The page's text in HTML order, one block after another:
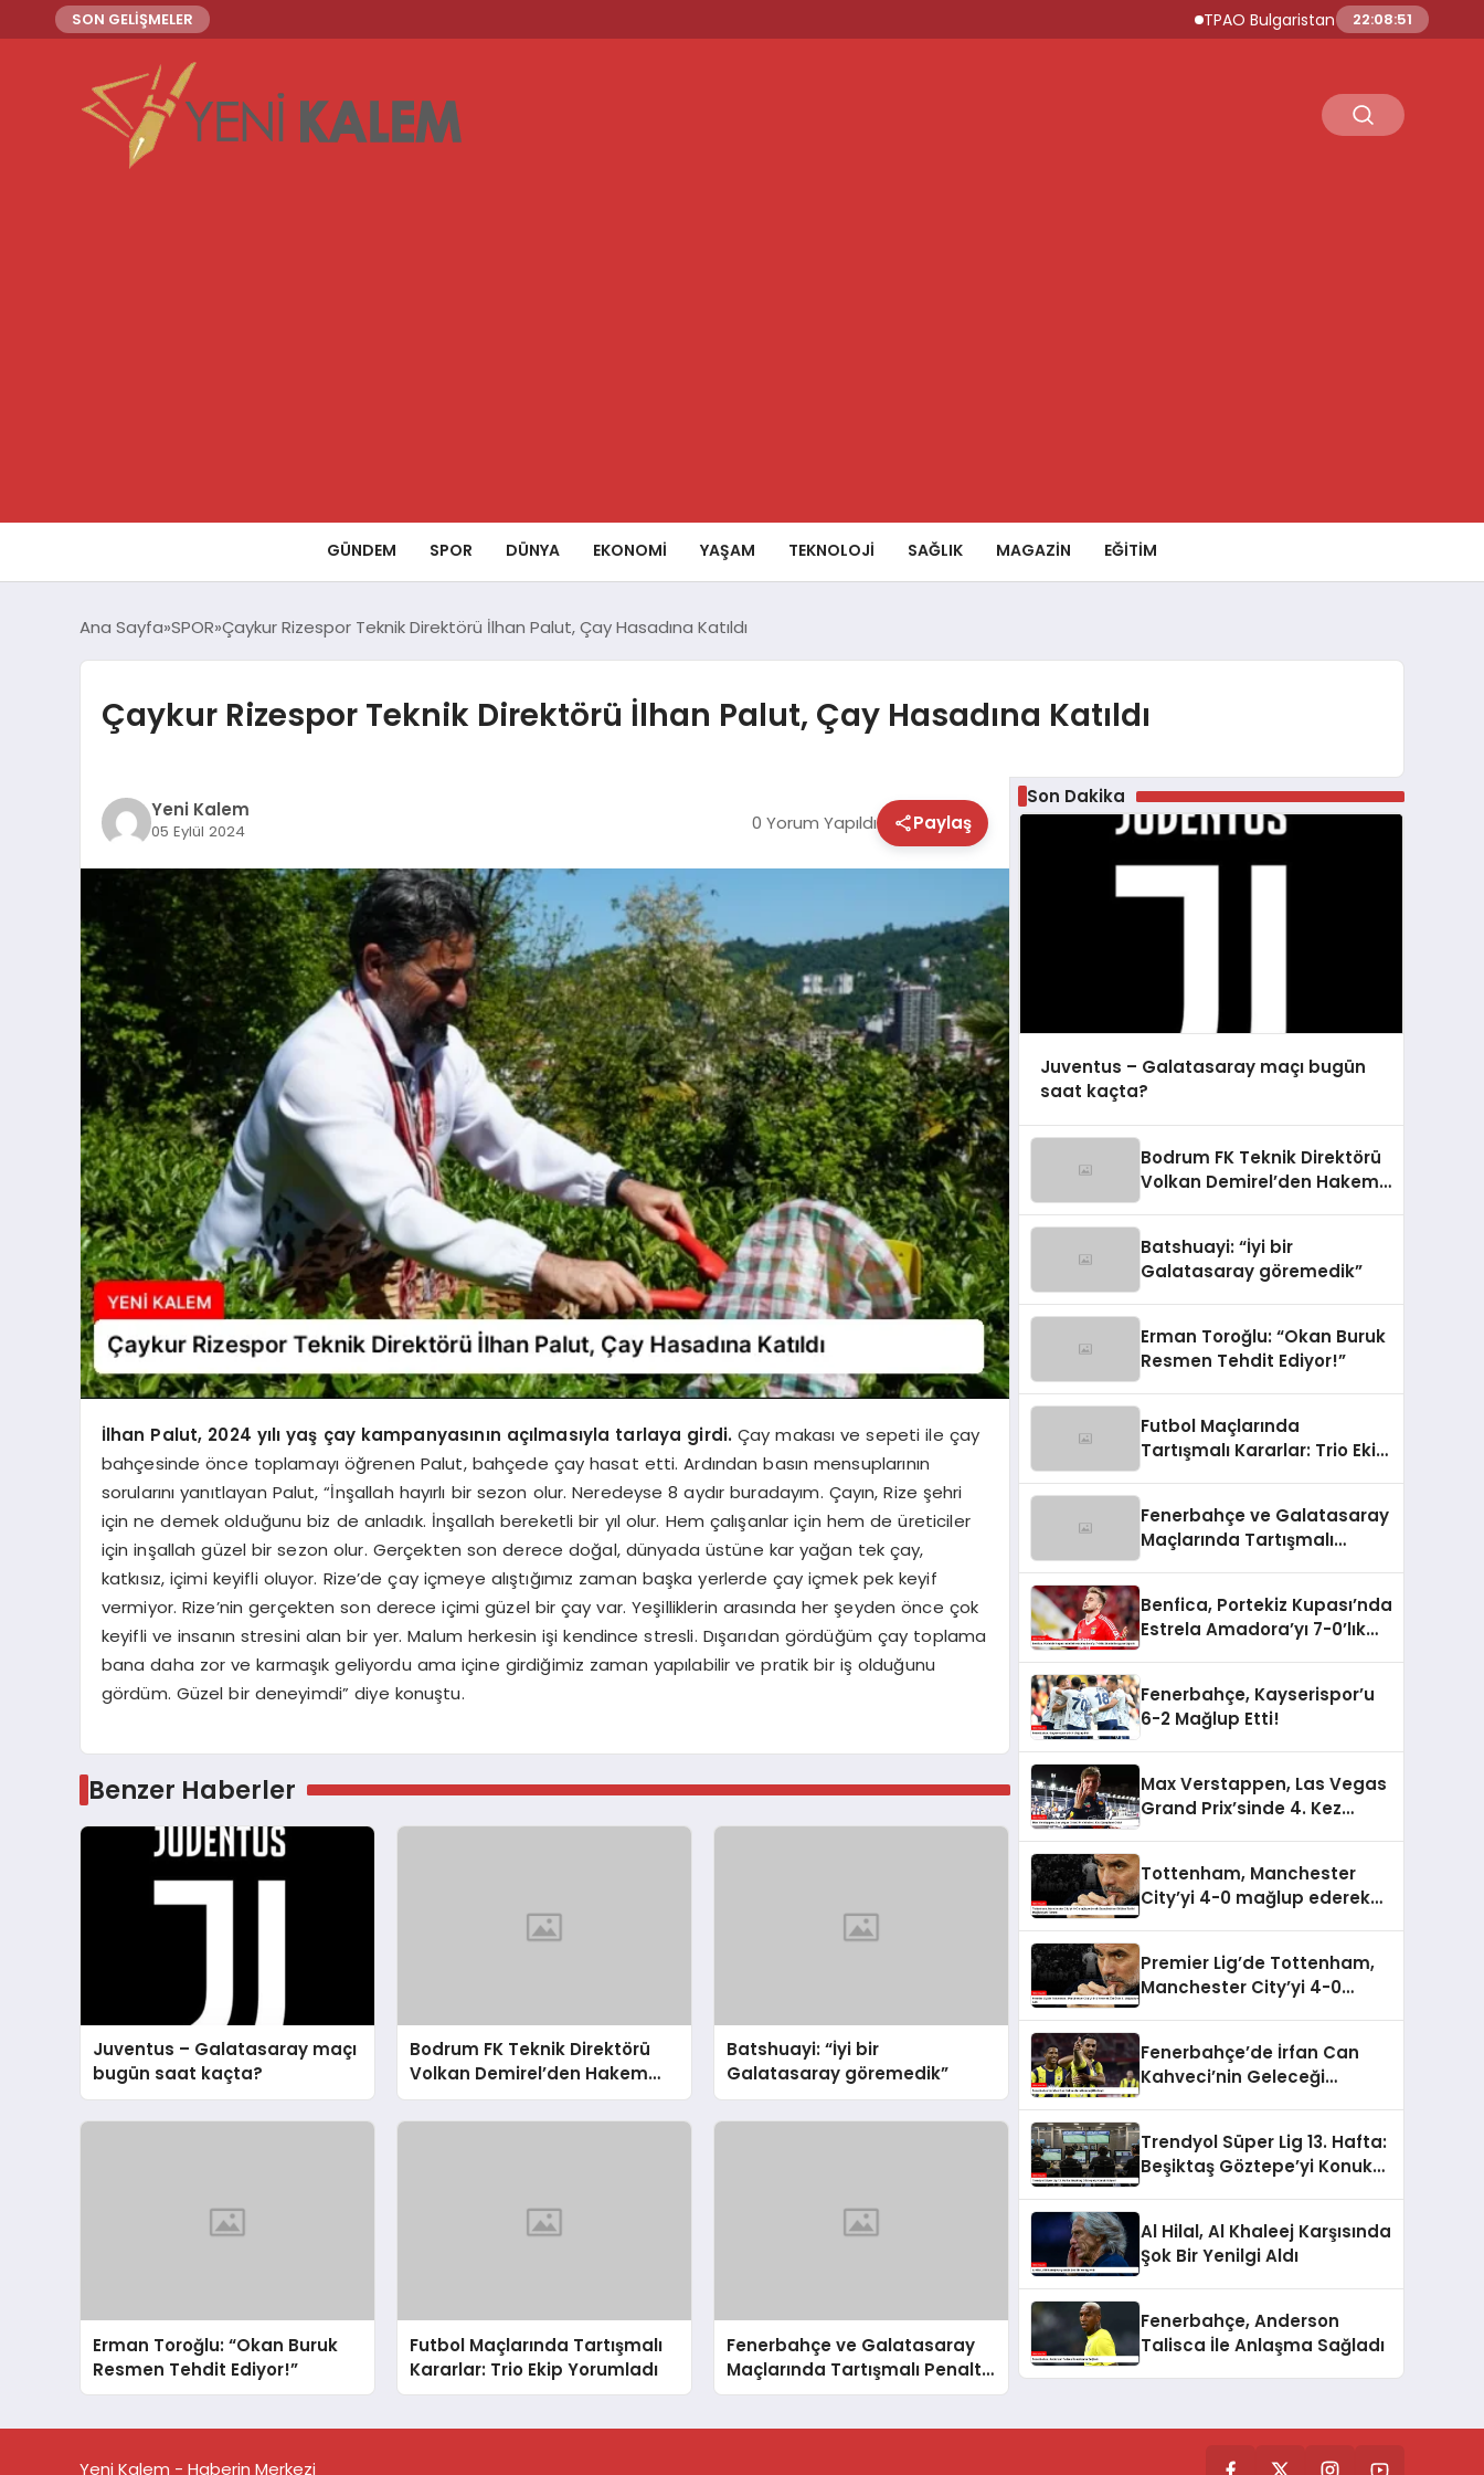
SON GELİŞMELER TPAO Bulgaristan Sularında Petrol ve
22:08:51
GÜNDEM SPOR DÜNYA EKONOMİ YAŞAM TEKNOLOJİ SAĞLIK MAGAZİN EĞİTİM
Ana Sayfa SPOR Çaykur Rizespor Teknik Direktörü İlhan Palut, Çay Hasadına Katıldı
Çaykur Rizespor Teknik Direktörü İlhan Palut, Çay Hasadına Katıldı
Yeni Kalem
05 Eylül 2024 0 Yorum Yapıldı Paylaş
İlhan Palut, 2024 yılı yaş çay kampanyasının açılmasıyla tarlaya girdi. Çay makası ve sepeti ile çay
bahçesinde önce toplamayı öğrenen Palut, bahçede çay hasat etti. Ardından basın mensuplarının
sorularını yanıtlayan Palut, “İnşallah hayırlı bir sezon olur. Neredeyse 8 aydır buradayım. Çayın, Rize şehri
için ne demek olduğunu biz de anladık. İnşallah bereketli bir yıl olur. Hem çalışanlar için hem de üreticiler
için inşallah güzel bir sezon olur. Gerçekten son derece doğal, dünyada üstüne kar yağan tek çay,
katkısız, içimi keyifli oluyor. Rize’de çay içmeye alıştığımız zaman başka yerlerde çay içmek pek keyif
vermiyor. Rize’nin gerçekten son derece içimi güzel bir çay var. Yeşilliklerin arasında her şeyden önce çok
keyifli ve insanın stresini alan bir yer. Malum herkesin işi kendince stresli. Dışarıdan gördüğüm çay toplama
bana daha zor ve karmaşık geliyordu ama içine girdiğimiz zaman yapılabilir ve pratik bir iş olduğunu
gördüm. Güzel bir deneyimdi” diye konuştu.
Benzer Haberler
Juventus – Galatasaray maçı
bugün saat kaçta?
Bodrum FK Teknik Direktörü
Volkan Demirel’den Hakem
Eleştirisi
Batshuayi: “İyi bir
Galatasaray göremedik”
Erman Toroğlu: “Okan Buruk
Resmen Tehdit Ediyor!”
Futbol Maçlarında Tartışmalı
Kararlar: Trio Ekip Yorumladı
Fenerbahçe ve Galatasaray
Maçlarında Tartışmalı Penaltı
ve Kırmızı Kart Kararları
Son Dakika
Juventus – Galatasaray maçı bugün
saat kaçta?
Bodrum FK Teknik Direktörü
Volkan Demirel’den Hakem
Batshuayi: “İyi bir
Galatasaray göremedik”
Erman Toroğlu: “Okan Buruk
Resmen Tehdit Ediyor!”
Futbol Maçlarında
Tartışmalı Kararlar: Trio Ekip
Fenerbahçe ve Galatasaray
Maçlarında Tartışmalı
Benfica, Portekiz Kupası’nda
Estrela Amadora’yı 7-0’lık
Fenerbahçe, Kayserispor’u
6-2 Mağlup Etti!
Max Verstappen, Las Vegas
Grand Prix’sinde 4. Kez
Tottenham, Manchester
City’yi 4-0 mağlup ederek
Premier Lig’de Tottenham,
Manchester City’yi 4-0
Fenerbahçe’de İrfan Can
Kahveci’nin Geleceği
Trendyol Süper Lig 13. Hafta:
Beşiktaş Göztepe’yi Konuk
Al Hilal, Al Khaleej Karşısında
Şok Bir Yenilgi Aldı
Fenerbahçe, Anderson
Talisca İle Anlaşma Sağladı
Yeni Kalem - Haberin Merkezi